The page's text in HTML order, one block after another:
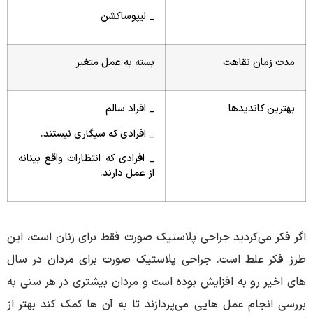
_ لیپوساکشن
مدت زمان نقاهت بسته به عمل متغیر
بهترین کاندیدها
_ افراد سالم
_ افرادی که سیگاری نیستند.
_ افرادی که انتظارات واقع بینانه
از عمل دارند.
اگر فکر می‌کردید جراحی پلاستیک صورت فقط برای زنان است، این
طرز فکر غلط است. جراحی پلاستیک صورت برای مردان در سال‌
های اخیر رو به افزایش بوده است و مردان بیشتری در هر سنی به
بررسی انجام عمل ‌هایی می‌پردازند تا به آن ها کمک کند بهتر از